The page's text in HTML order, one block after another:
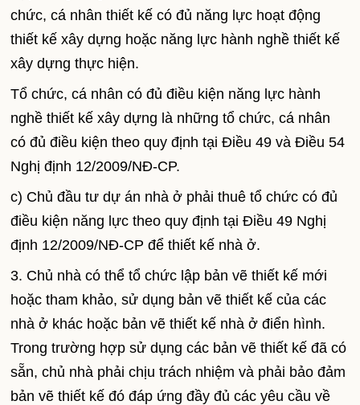
chức, cá nhân thiết kế có đủ năng lực hoạt động
thiết kế xây dựng hoặc năng lực hành nghề thiết kế
xây dựng thực hiện.
Tổ chức, cá nhân có đủ điều kiện năng lực hành
nghề thiết kế xây dựng là những tổ chức, cá nhân
có đủ điều kiện theo quy định tại Điều 49 và Điều 54
Nghị định 12/2009/NĐ-CP.
c) Chủ đầu tư dự án nhà ở phải thuê tổ chức có đủ
điều kiện năng lực theo quy định tại Điều 49 Nghị
định 12/2009/NĐ-CP để thiết kế nhà ở.
3. Chủ nhà có thể tổ chức lập bản vẽ thiết kế mới
hoặc tham khảo, sử dụng bản vẽ thiết kế của các
nhà ở khác hoặc bản vẽ thiết kế nhà ở điển hình.
Trong trường hợp sử dụng các bản vẽ thiết kế đã có
sẵn, chủ nhà phải chịu trách nhiệm và phải bảo đảm
bản vẽ thiết kế đó đáp ứng đầy đủ các yêu cầu về